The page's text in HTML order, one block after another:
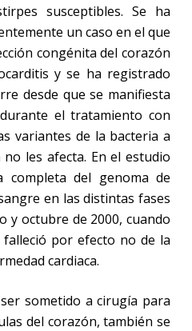
susceptibles. Se ha
un caso en el que
congénita del corazón
y se ha registrado
desde que se manifiesta
el tratamiento con
variantes de la bacteria a
les afecta. En el estudio
completa del genoma de
en las distintas fases
y octubre de 2000, cuando
por efecto no de la
cardiaca.
sometido a cirugía para
del corazón, también se